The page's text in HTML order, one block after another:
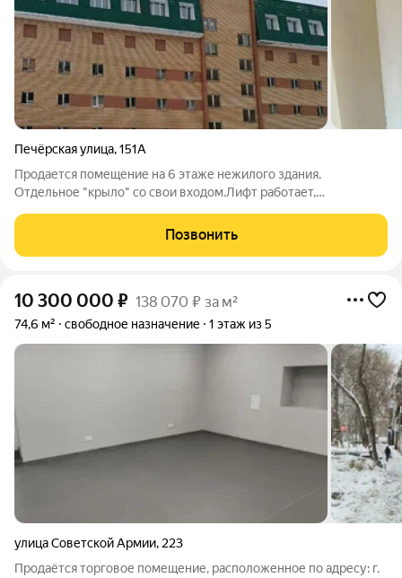
Печёрская улица,151А
Продается помещение на 6 этаже нежилого здания.
Отдельное "крыло" со свои входом.Лифт работает,
круглосуточный.Все коммуникации городские.На данный
момент сдано в аренду,приносит пассивный доход.Помещение
Позвонить
10 300 000 ₽ 138 070 ₽ за м²
74,6 м² свободное назначение 1 этаж из 5
улица Советской Армии, 223
Продаётся торговое помещение, расположенное по адресу: г.